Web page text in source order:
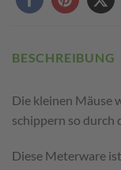
BESCHREIBUNG
Die kleinen Mäuse
schippern so durch
Diese Meterware